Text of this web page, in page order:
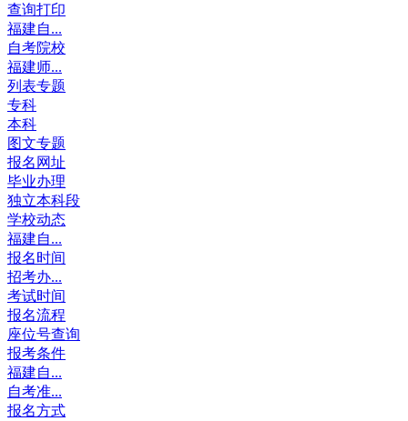
查询打印
福建自...
自考院校
福建师...
列表专题
专科
本科
图文专题
报名网址
毕业办理
独立本科段
学校动态
福建自...
报名时间
招考办...
考试时间
报名流程
座位号查询
报考条件
福建自...
自考准...
报名方式